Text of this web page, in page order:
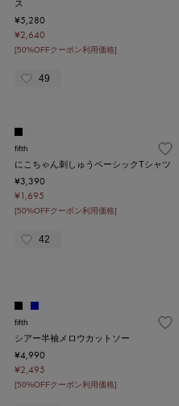
ス
¥5,280
¥2,640
[50%OFFクーポン利用価格]
49
fifth
にこちゃん刺しゅうベーシックTシャツ
¥3,390
¥1,695
[50%OFFクーポン利用価格]
42
fifth
シアー半袖メロウカットソー
¥4,990
¥2,495
[50%OFFクーポン利用価格]